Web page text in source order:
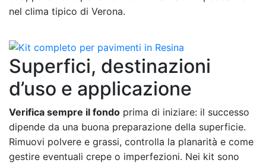
nel clima tipico di Verona.
Superfici, destinazioni
d’uso e applicazione
Verifica sempre il fondo prima di iniziare: il successo
dipende da una buona preparazione della superficie.
Rimuovi polvere e grassi, controlla la planarità e come
gestire eventuali crepe o imperfezioni. Nei kit sono